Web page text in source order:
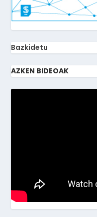
Bazkidetu
AZKEN BIDEOAK